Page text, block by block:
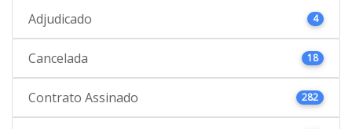
Adjudicado 4
Cancelada 18
Contrato Assinado 282